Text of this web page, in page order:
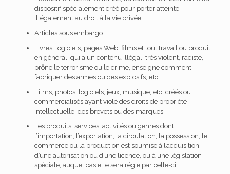
dispositif spécialement créé pour porter atteinte
illégalement au droit à la vie privée.
Articles sous embargo.
Livres, logiciels, pages Web, films et tout travail ou produit
en général, qui a un contenu illégal, très violent, raciste,
prône le terrorisme ou le crime, enseigne comment
fabriquer des armes ou des explosifs, etc.
Films, photos, logiciels, jeux, musique, etc. créés ou
commercialisés ayant violé des droits de propriété
intellectuelle, des brevets ou des marques.
Les produits, services, activités ou genres dont
l’importation, l’exportation, la circulation, la possession, le
commerce ou la production est soumise à l’acquisition
d’une autorisation ou d’une licence, ou à une législation
spéciale, auquel cas elle sera régie par celle-ci.